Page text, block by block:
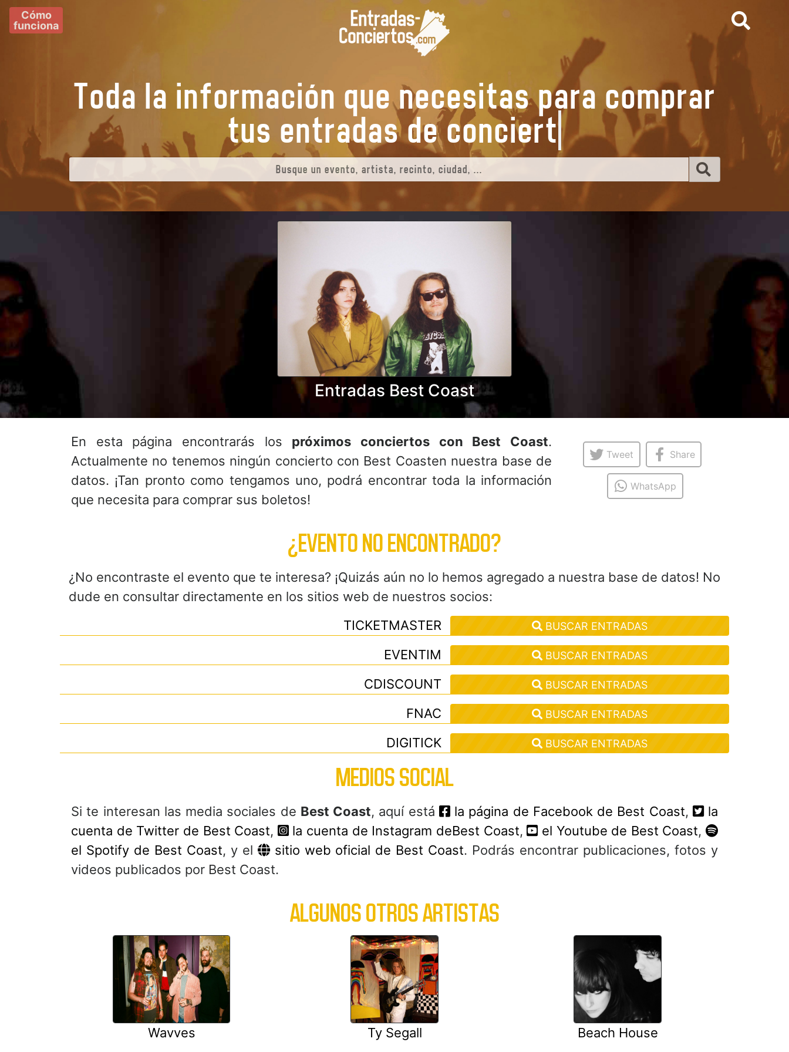
Cómo
funciona
Toda la información que necesitas para comprar
tus entradas decon
Entradas Best Coast
En esta página encontrarás los próximos conciertos con Best Coast.
Actualmente no tenemos ningún concierto con Best Coasten nuestra base de
datos. ¡Tan pronto como tengamos uno, podrá encontrar toda la información
que necesita para comprar sus boletos!
Tweet Share
WhatsApp
¿EVENTO NO ENCONTRADO?
¿No encontraste el evento que te interesa? ¡Quizás aún no lo hemos agregado a nuestra base de datos! No
dude en consultar directamente en los sitios web de nuestros socios:
TICKETMASTER
BUSCAR ENTRADAS
EVENTIM BUSCAR ENTRADAS
CDISCOUNT BUSCAR ENTRADAS
FNAC BUSCAR ENTRADAS
DIGITICK BUSCAR ENTRADAS
MEDIOS SOCIAL
Si te interesan las media sociales de Best Coast, aquí está la página de Facebook de Best Coast,
la
cuenta de Twitter de Best Coast, la cuenta de Instagram deBest Coast, el Youtube de Best Coast,
el Spotify de Best Coast, y el sitio web oficial de Best Coast. Podrás encontrar publicaciones, fotos y
videos publicados por Best Coast.
ALGUNOS OTROS ARTISTAS
Wavves Ty Segall Beach House